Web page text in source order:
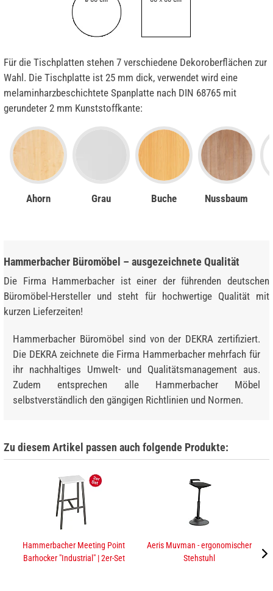
Für die Tischplatten stehen 7 verschiedene Dekoroberflächen zur
Wahl. Die Tischplatte ist 25 mm dick, verwendet wird eine
melaminharzbeschichtete Spanplatte nach DIN 68765 mit
gerundeter 2 mm Kunststoffkante:
Ahorn Grau Buche Nussbaum
Hammerbacher Büromöbel – ausgezeichnete Qualität
Die Firma Hammerbacher ist einer der führenden deutschen
Büromöbel-Hersteller und steht für hochwertige Qualität mit
kurzen Lieferzeiten!
Hammerbacher Büromöbel sind von der DEKRA zertifiziert.
Die DEKRA zeichnete die Firma Hammerbacher mehrfach für
ihr nachhaltiges Umwelt- und Qualitätsmanagement aus.
Zudem entsprechen alle Hammerbacher Möbel
selbstverständlich den gängigen Richtlinien und Normen.
Zu diesem Artikel passen auch folgende Produkte:
Hammerbacher Meeting Point
Barhocker "Industrial" | 2er-Set
Aeris Muvman - ergonomischer
Stehstuhl